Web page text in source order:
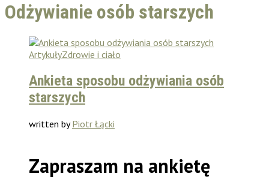
Odżywianie osób starszych
ArtykułyZdrowie i ciało
Ankieta sposobu odżywiania osób
starszych
written byPiotr Łącki
Zapraszam na ankietę